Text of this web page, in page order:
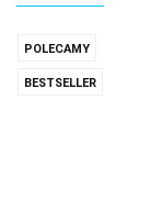
POLECAMY
BESTSELLER